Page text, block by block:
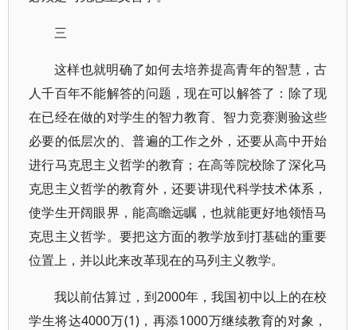
三
这样也就明确了如何去培养提高青年的智慧，古
人千百年不能解答的问题，现在可以解答了：除了现
在已经在做的对学生的智力教育、智力竞赛测验这些
必要的低层次的、普遍的工作之外，还要从高中开始
进行马克思主义哲学的教育；在高等院校除了深化马
克思主义哲学的教育外，还要讲现代科学技术体系，
使学生开阔眼界，能高瞻远瞩，也就能更好地领悟马
克思主义哲学。要把这方面的教学放到打基础的重要
位置上，并以此来改革现在的马列主义教学。
我以前估算过，到2000年，我国初中以上的在校
学生将达4000万(1)，再添1000万继续教育的对象，